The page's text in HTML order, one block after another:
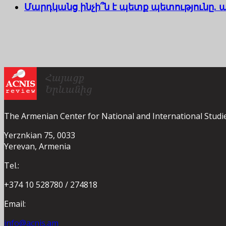
Մարդկանց ինչի՞ն է պետք պետությունը.
The Armenian Center for National and International
Yerznkian 75, 0033
Yerevan, Armenia
Tel.:
+374 10 528780 / 274818
Email:
info@acnis.am